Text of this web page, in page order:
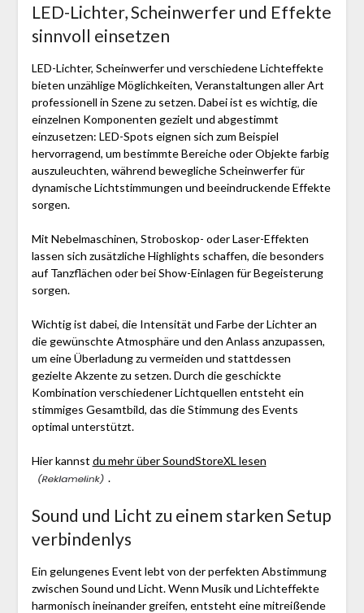
LED-Lichter, Scheinwerfer und Effekte
sinnvoll einsetzen
LED-Lichter, Scheinwerfer und verschiedene Lichteffekte
bieten unzählige Möglichkeiten, Veranstaltungen aller Art
professionell in Szene zu setzen. Dabei ist es wichtig, die
einzelnen Komponenten gezielt und abgestimmt
einzusetzen: LED-Spots eignen sich zum Beispiel
hervorragend, um bestimmte Bereiche oder Objekte farbig
auszuleuchten, während bewegliche Scheinwerfer für
dynamische Lichtstimmungen und beeindruckende Effekte
sorgen.
Mit Nebelmaschinen, Stroboskop- oder Laser-Effekten
lassen sich zusätzliche Highlights schaffen, die besonders
auf Tanzflächen oder bei Show-Einlagen für Begeisterung
sorgen.
Wichtig ist dabei, die Intensität und Farbe der Lichter an
die gewünschte Atmosphäre und den Anlass anzupassen,
um eine Überladung zu vermeiden und stattdessen
gezielte Akzente zu setzen. Durch die geschickte
Kombination verschiedener Lichtquellen entsteht ein
stimmiges Gesamtbild, das die Stimmung des Events
optimal unterstützt.
Hier kannst du mehr über SoundStoreXL lesen
.
Sound und Licht zu einem starken Setup
verbindenlys
Ein gelungenes Event lebt von der perfekten Abstimmung
zwischen Sound und Licht. Wenn Musik und Lichteffekte
harmonisch ineinander greifen, entsteht eine mitreißende